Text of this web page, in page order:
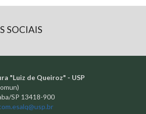
SOCIAIS
"Luiz de Queiroz" - USP
SP 13418-900